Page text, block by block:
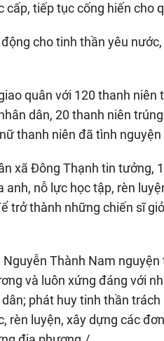
tiếp tục cống hiến cho
cho tinh thần yêu
quân với 120 thanh
dân, 20 thanh niên
thanh niên đã tình
xã Đông Thạnh tin tưởng,
nỗ lực học tập, rèn
trở thành những chiến sĩ
Thành Nam
và luôn xứng đáng với
phát huy tinh thần
rèn luyện, xây dựng các